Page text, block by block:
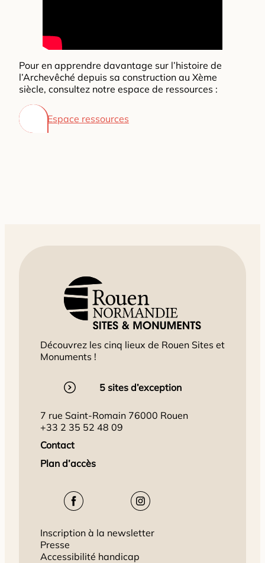
Pour en apprendre davantage sur l’histoire de
l’Archevêché depuis sa construction au Xème
siècle, consultez notre espace de ressources :
Espace ressources
Découvrez les cinq lieux de Rouen Sites et
Monuments !
5 sites d’exception
7 rue Saint-Romain 76000 Rouen
+33 2 35 52 48 09
Contact
Plan d’accès
Inscription à la newsletter
Presse
Accessibilité handicap